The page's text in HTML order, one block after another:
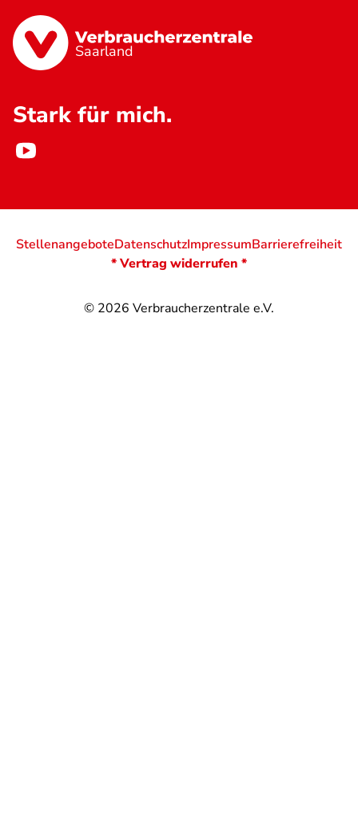
Saarland
Stark für mich.
© 2026 Verbraucherzentrale e.V.
StellenangeboteDatenschutzImpressumBarrierefreiheit
* Vertrag widerrufen *